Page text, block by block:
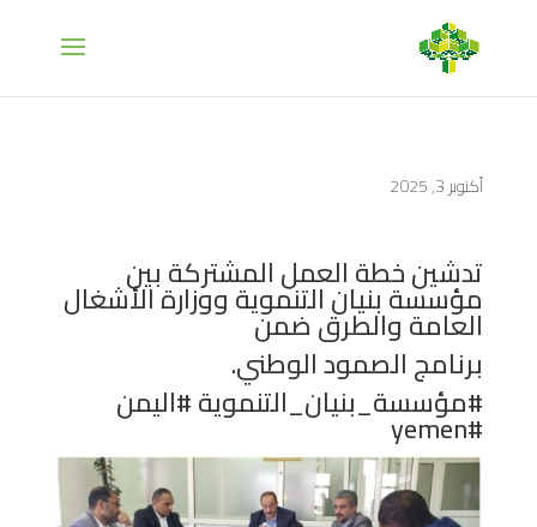
أكتوبر 3, 2025
تدشين خطة العمل المشتركة بين
مؤسسة بنيان التنموية ووزارة الأشغال
العامة والطرق ضمن
برنامج الصمود الوطني.
#مؤسسة_بنيان_التنموية #اليمن
#yemen